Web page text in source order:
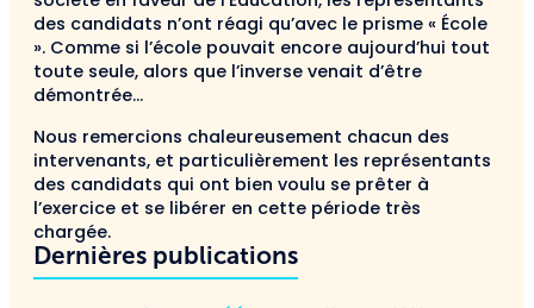
des candidats n’ont réagi qu’avec le prisme « École
». Comme si l’école pouvait encore aujourd’hui tout
toute seule, alors que l’inverse venait d’être
démontrée…
Nous remercions chaleureusement chacun des
intervenants, et particulièrement les représentants
des candidats qui ont bien voulu se prêter à
l’exercice et se libérer en cette période très
chargée.
Dernières publications